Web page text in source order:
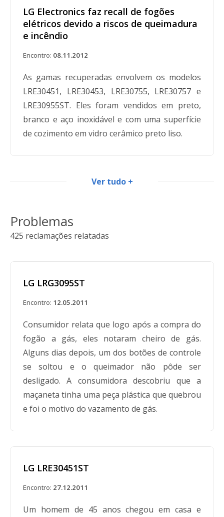
LG Electronics faz recall de fogões
elétricos devido a riscos de queimadura
e incêndio
Encontro: 08.11.2012
As gamas recuperadas envolvem os modelos
LRE30451, LRE30453, LRE30755, LRE30757 e
LRE30955ST. Eles foram vendidos em preto,
branco e aço inoxidável e com uma superfície
de cozimento em vidro cerâmico preto liso.
Encontro: 18.11.2015
não desligar após serem desligados e a
configuração de temperatura pode aumentar
riscos de queimadura e incêndio aos
consumidores.
Ver tudo +
Problemas
425 reclamações relatadas
LG LRG3095ST
Encontro: 12.05.2011
Consumidor relata que logo após a compra do
fogão a gás, eles notaram cheiro de gás.
Alguns dias depois, um dos botões de controle
se soltou e o queimador não pôde ser
desligado. A consumidora descobriu que a
maçaneta tinha uma peça plástica que quebrou
e foi o motivo do vazamento de gás.
LG LRE30451ST
Encontro: 27.12.2011
Um homem de 45 anos chegou em casa e